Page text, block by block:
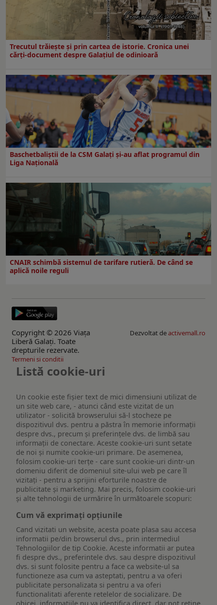
Trecutul trăiește și prin cartea de istorie. Cronica unei
cărți-document despre Galațiul de odinioară
Baschetbaliștii de la CSM Galați și-au aflat programul din
Liga Națională
CNAIR schimbă sistemul de tarifare rutieră. De când se
aplică noile reguli
Copyright © 2026 Viaţa
Liberă Galaţi. Toate
drepturile rezervate.
Dezvoltat deactivemall.ro
Termeni si conditii
Listă cookie-uri
Un cookie este fişier text de mici dimensiuni utilizat de
un site web care, - atunci când este vizitat de un
utilizator - solicită browserului să-l stocheze pe
dispozitivul dvs. pentru a păstra în memorie informații
despre dvs., precum și preferințele dvs. de limbă sau
informații de conectare. Aceste cookie-uri sunt setate
de noi și numite cookie-uri primare. De asemenea,
folosim cookie-uri terțe - care sunt cookie-uri dintr-un
domeniu diferit de domeniul site-ului web pe care îl
vizitați - pentru a sprijini eforturile noastre de
publicitate și marketing. Mai precis, folosim cookie-uri
și alte tehnologii de urmărire în următoarele scopuri:
Cum vă exprimați opțiunile
Cand vizitati un website, acesta poate plasa sau accesa
informatii pe/din browserul dvs., prin intermediul
Tehnologiilor de tip Cookie. Aceste informatii ar putea
fi despre dvs., preferintele dvs. sau despre dispozitivul
dvs. si sunt folosite pentru a face ca website-ul sa
functioneze asa cum va asteptati, pentru a va oferi
publicitate personalizata si pentru a va oferi
functionalitati aferente retelelor de socializare. De